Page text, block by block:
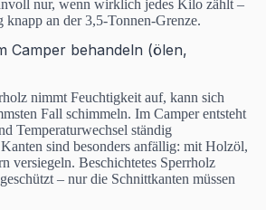
nur, wenn wirklich jedes Kilo zählt –
knapp an der 3,5-Tonnen-Grenze.
Camper behandeln (ölen,
nimmt Feuchtigkeit auf, kann sich
Fall schimmeln. Im Camper entsteht
Temperaturwechsel ständig
sind besonders anfällig: mit Holzöl,
versiegeln. Beschichtetes Sperrholz
– nur die Schnittkanten müssen